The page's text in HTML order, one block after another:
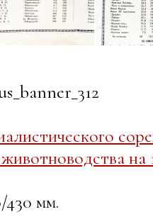
на
430 мм.